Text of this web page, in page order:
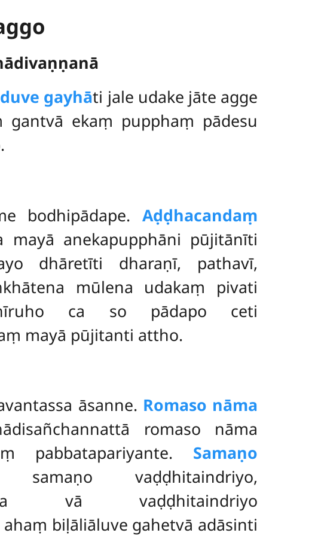
gayhāti jale udake jāte agge
gantvā ekaṃ pupphaṃ pādesu
bodhipādape.Aḍḍhacandaṃ
mayā anekapupphāni pūjitānīti
dhāretīti dharaṇī, pathavī,
mūlena udakaṃ pivati
ca so pādapo ceti
mayā pūjitanti attho.
āsanne. Romaso nāma
romaso nāma
pabbatapariyante. Samaṇo
vaḍḍhitaindriyo,
vā vaḍḍhitaindriyo
biḷāliāluve gahetvā adāsinti